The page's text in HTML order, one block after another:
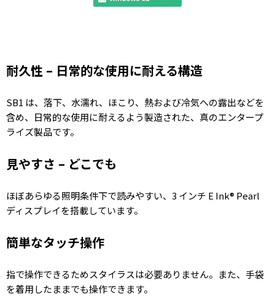
耐久性 – 日常的な使用に耐える構造
SB1 は、落下、水濡れ、ほこり、熱および冷気への露出などを
含め、日常的な使用に耐えるよう製造された、真のエンタープ
ライズ製品です。
見やすさ – どこでも
ほぼあらゆる照明条件下で読みやすい、3 インチ E Ink® Pearl
ディスプレイを搭載しています。
簡単なタッチ操作
指で操作できるためスタイラスは必要ありません。また、手袋
を着用したままでも操作できます。